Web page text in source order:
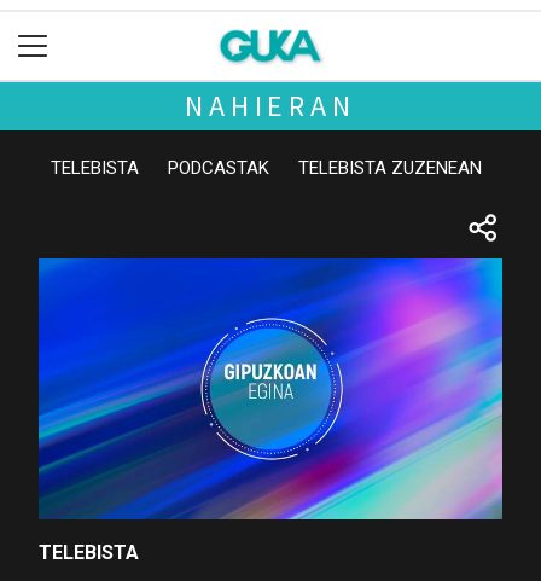
NAHIERAN
TELEBISTA PODCASTAK TELEBISTA ZUZENEAN
TELEBISTA